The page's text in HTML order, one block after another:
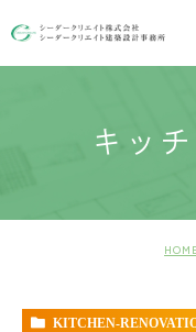
キッ
KITCHEN-